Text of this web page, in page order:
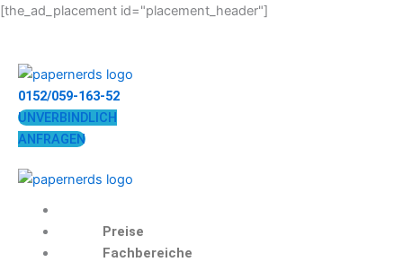
[the_ad_placement id="placement_header"]
Zum
0152/059-163-52
UNVERBINDLICH
ANFRAGEN
Preise
Fachbereiche